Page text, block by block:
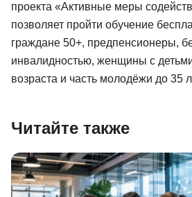
проекта «Активные меры
позволяет пройти обучение
граждане 50+, предпенсионеры,
инвалидностью, женщины с
возраста и часть молодёжи до 35
Читайте также